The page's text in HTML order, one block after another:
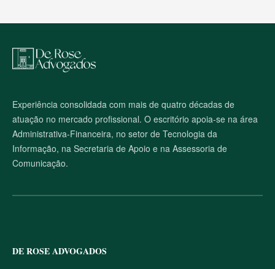
M
a
p
o
s
i
t
e
Experiência consolidada com mais de quatro décadas de
atuação no mercado profissional. O escritório apoia-se na área
Administrativa-Financeira, no setor de Tecnologia da
Informação, na Secretaria de Apoio e na Assessoria de
Comunicação.
DE ROSE ADVOGADOS